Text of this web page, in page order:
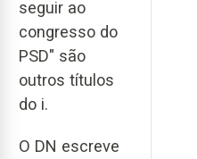
seguir ao
congresso do
PSD" são
outros títulos
do i.
O DN escreve